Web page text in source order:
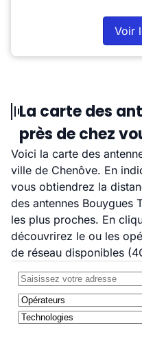
Voir
La carte des
près de chez
Voici la carte des
ville de Chenôve. En
vous obtiendrez la
des antennes Bouygues
les plus proches. En
découvrirez le ou les
de réseau disponibles